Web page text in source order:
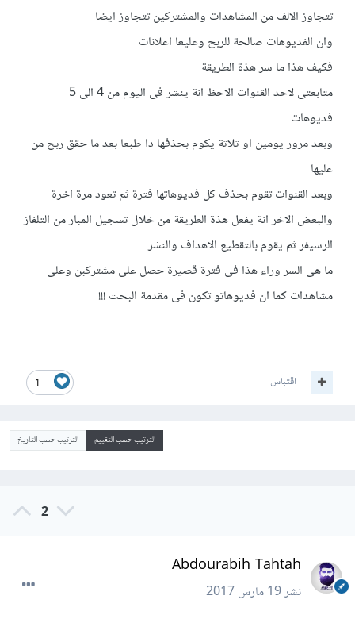
تتجاوز الالف من المشاهدات والمشتركين تتجاوز ايضا
وان الفديوهات صالحة للربح وعليعا اعلانات
فكيف هذا ما سر هذة الطريقة
متابعتى لاحد القنوات الاحظ انة ينشر فى اليوم من 4 الى 5
فديوهات
وبعد مرور يومين او ثلاثة يكوم بحذفها دا طبعا بعد ما حقق ربح من
عليها
وبعد القنوات تقوم بحذف كل فديوهاتها فترة ثم تعود مرة اخرة
والبعض الاخر انة يفعل هذة الطريقة من خلال تسجيل المبار من التلفاز
الرسيفر ثم يقوم بالتقطيع الاهداف والنشر
ما هى السر وراء هذا فى فترة قصيرة حصل على مشتركبن وعلى
مشاهدات كما ان فديوهاتو تكون فى مقدمة البحث !!!
1 اقتباس
الترتيب حسب التقييم الترتيب حسب التاريخ
2
Abdourabih Tahtah
نشر19 مارس 2017